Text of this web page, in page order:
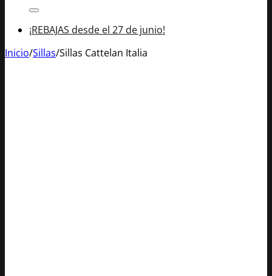
¡REBAJAS desde el 27 de junio!
Inicio/Sillas/Sillas Cattelan Italia